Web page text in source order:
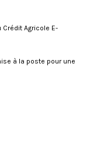
Agricole E-
à la poste pour une